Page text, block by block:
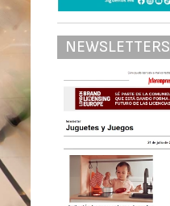
NEWSLETTERS